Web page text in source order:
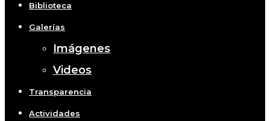
Biblioteca
Galerías
Imágenes
Videos
Transparencia
Actividades